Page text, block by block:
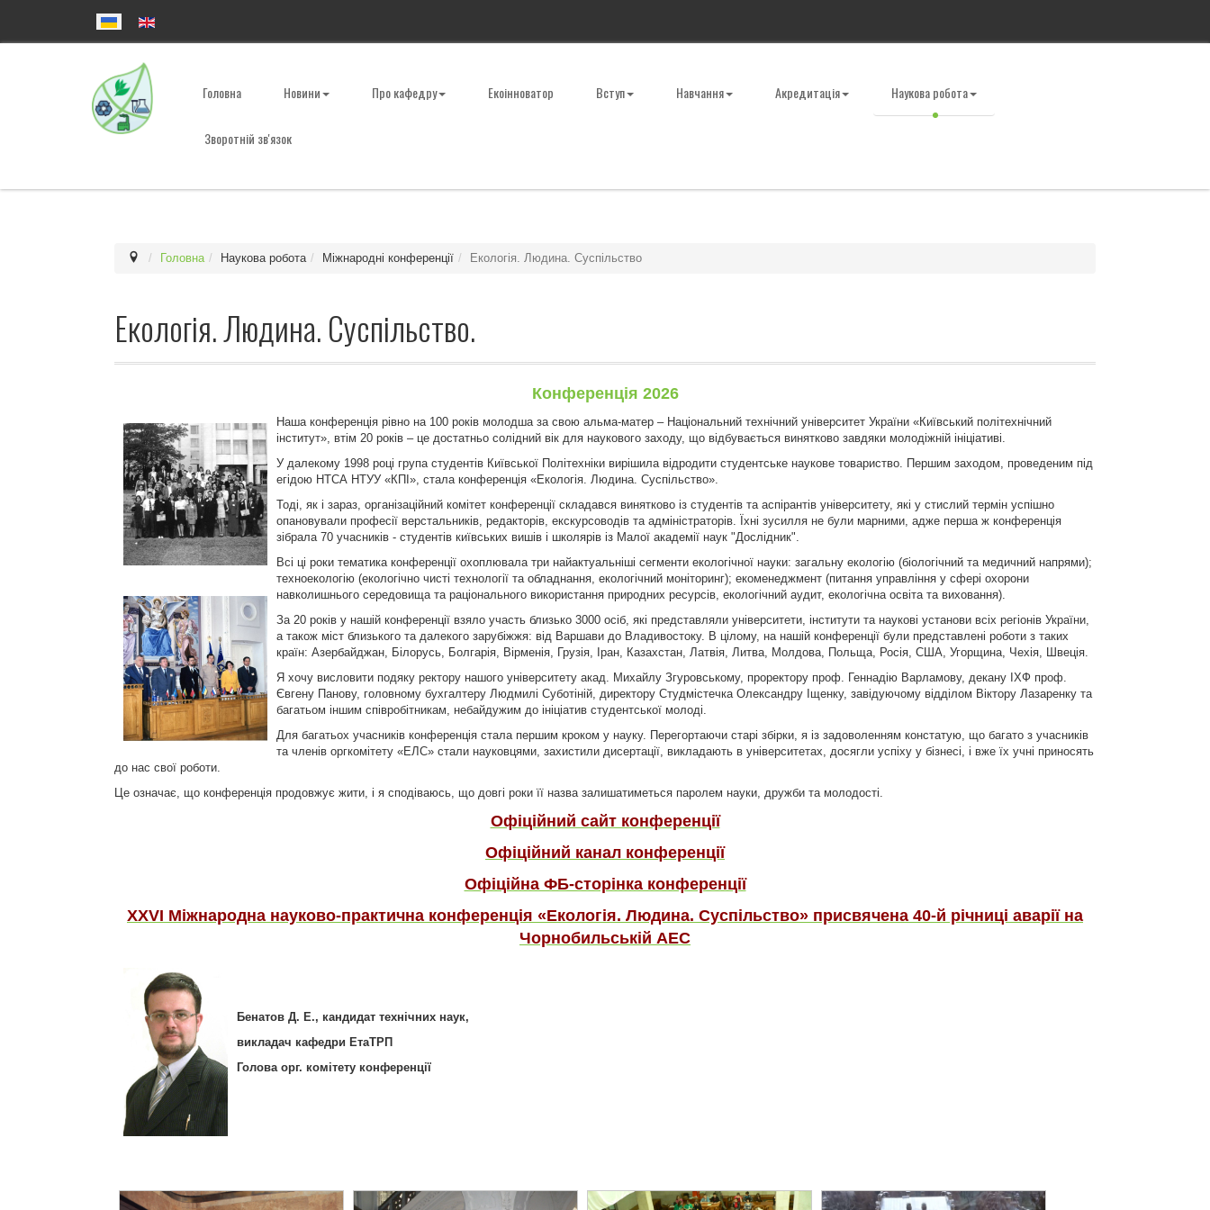
Головна Новини Про кафедру Екоінноватор Вступ Навчання Акредитація Наукова робота
Зворотній зв'язок
Головна Наукова робота Міжнародні конференції Екологія. Людина. Суспільство
Екологія. Людина. Суспільство.
Конференція 2026
Наша конференція рівно на 100 років молодша за свою альма-матер – Національний технічний університет України «Київський політехнічний
інститут», втім 20 років – це достатньо солідний вік для наукового заходу, що відбувається винятково завдяки молодіжній ініціативі.
У далекому 1998 році група студентів Київської Політехніки вирішила відродити студентське наукове товариство. Першим заходом, проведеним під
егідою НТСА НТУУ «КПІ», стала конференція «Екологія. Людина. Суспільство».
Тоді, як і зараз, організаційний комітет конференції складався винятково із студентів та аспірантів університету, які у стислий термін успішно
опановували професії верстальників, редакторів, екскурсоводів та адміністраторів. Їхні зусилля не були марними, адже перша ж конференція
зібрала 70 учасників - студентів київських вишів і школярів із Малої академії наук "Дослідник".
Всі ці роки тематика конференції охоплювала три найактуальніші сегменти екологічної науки: загальну екологію (біологічний та медичний напрями);
техноекологію (екологічно чисті технології та обладнання, екологічний моніторинг); екоменеджмент (питання управління у сфері охорони
навколишнього середовища та раціонального використання природних ресурсів, екологічний аудит, екологічна освіта та виховання).
За 20 років у нашій конференції взяло участь близько 3000 осіб, які представляли університети, інститути та наукові установи всіх регіонів України,
а також міст близького та далекого зарубіжжя: від Варшави до Владивостоку. В цілому, на нашій конференції були представлені роботи з таких
країн: Азербайджан, Білорусь, Болгарія, Вірменія, Грузія, Іран, Казахстан, Латвія, Литва, Молдова, Польща, Росія, США, Угорщина, Чехія, Швеція.
Я хочу висловити подяку ректору нашого університету акад. Михайлу Згуровському, проректору проф. Геннадію Варламову, декану ІХФ проф.
Євгену Панову, головному бухгалтеру Людмилі Суботіній, директору Студмістечка Олександру Іщенку, завідуючому відділом Віктору Лазаренку та
багатьом іншим співробітникам, небайдужим до ініціатив студентської молоді.
Для багатьох учасників конференція стала першим кроком у науку. Перегортаючи старі збірки, я із задоволенням констатую, що багато з учасників
та членів оргкомітету «ЕЛС» стали науковцями, захистили дисертації, викладають в університетах, досягли успіху у бізнесі, і вже їх учні приносять
до нас свої роботи.
Це означає, що конференція продовжує жити, і я сподіваюсь, що довгі роки її назва залишатиметься паролем науки, дружби та молодості.
Офіційний сайт конференції
Офіційний канал конференції
Офіційна ФБ-сторінка конференції
ХХVІ Міжнародна науково-практична конференція «Екологія. Людина. Суспільство» присвячена 40-й річниці аварії на
Чорнобильській АЕС
Бенатов Д. Е., кандидат технічних наук,
викладач кафедри ЕтаТРП
Голова орг. комітету конференції